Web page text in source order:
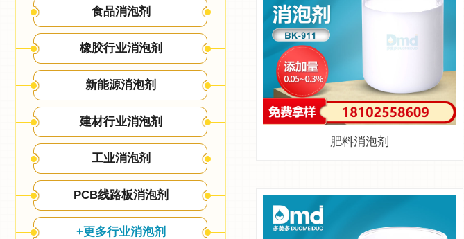
食品消泡剂
橡胶行业消泡剂
新能源消泡剂
建材行业消泡剂
工业消泡剂
PCB线路板消泡剂
+更多行业消泡剂
肥料消泡剂